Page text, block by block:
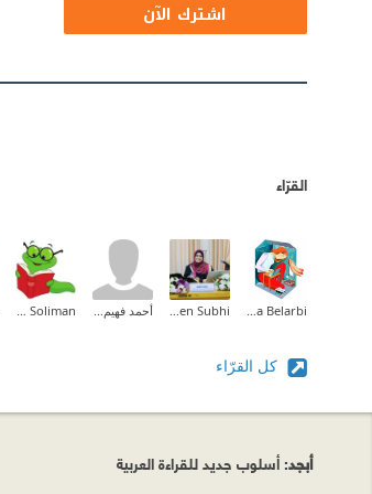
اشترك الآن
القرّاء
كل القرّاء
أبجد: أسلوب جديد للقراءة العربية